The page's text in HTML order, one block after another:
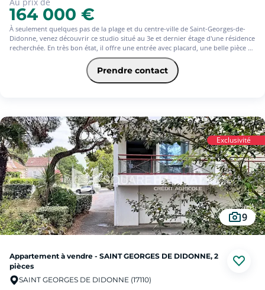
164 000 €
À seulement quelques pas de la plage et du centre-ville de Saint-Georges-de-
Didonne, venez découvrir ce studio situé au 3e et dernier étage d'une résidence
recherchée. En très bon état, il offre une entrée avec placard, une belle pièce de
vie lumineuse avec cuisine ouverte donnant sur un agréable balcon à la vue
dégagée, ainsi qu'une salle de bains avec WC. Une cave et une place de parking
privative complètent ce bien. Un emplacement privilégié pour profiter de tout à
pied, idéal en résidence secondaire comme pour un investissement locatif.
Prendre contact
Exclusivité
9
Appartement à vendre - SAINT GEORGES DE DIDONNE, 2
pièces
SAINT GEORGES DE DIDONNE (17110)